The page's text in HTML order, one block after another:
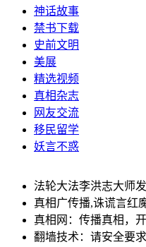
神话故事
禁书下载
史前文明
美展
精选视频
真相杂志
网友交流
移民留学
妖言不惑
法轮大法李洪志大师发
真相广传播,诛谎言红
真相网：传播真相，
翻墙技术：请安全要